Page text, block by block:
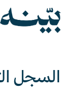
السجل